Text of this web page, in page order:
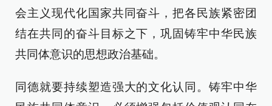
会主义现代化国家共同奋斗，把各民族紧密团
结在共同的奋斗目标之下，巩固铸牢中华民族
共同体意识的思想政治基础。
同德就要持续塑造强大的文化认同。铸牢中华